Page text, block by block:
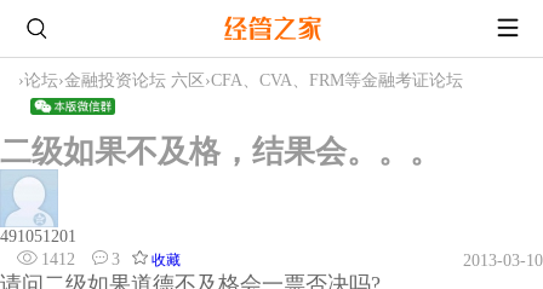
›论坛›金融投资论坛 六区 ›CFA、CVA、FRM等金融考证论坛
二级如果不及格，结果会。。。
491051201
1412
3 收藏 2013-03-10
请问二级如果道德不及格会一票否决吗?